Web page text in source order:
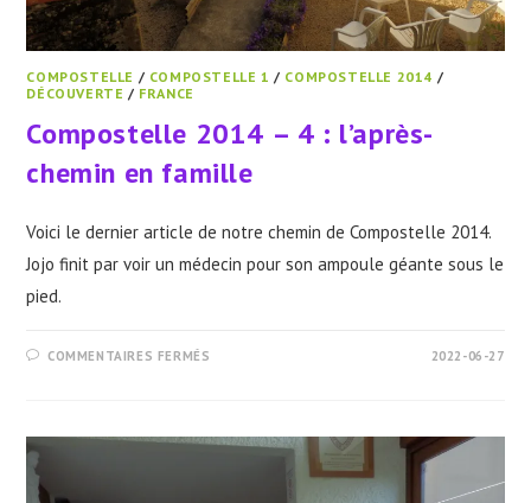
COMPOSTELLE / COMPOSTELLE 1 / COMPOSTELLE 2014 /
DÉCOUVERTE / FRANCE
Compostelle 2014 – 4 : l’après-
chemin en famille
Voici le dernier article de notre chemin de Compostelle 2014.
Jojo finit par voir un médecin pour son ampoule géante sous le
pied.
COMMENTAIRES FERMÉS
:
L’APRÈS-
2022-06-27